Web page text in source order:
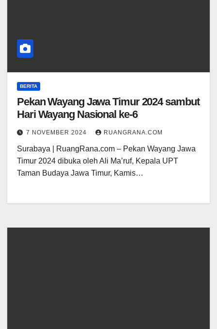
BERITA
Pekan Wayang Jawa Timur 2024 sambut
Hari Wayang Nasional ke-6
7 NOVEMBER 2024 RUANGRANA.COM
Surabaya | RuangRana.com – Pekan Wayang Jawa
Timur 2024 dibuka oleh Ali Ma’ruf, Kepala UPT
Taman Budaya Jawa Timur, Kamis…